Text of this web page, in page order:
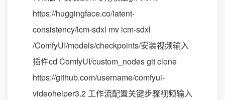
https://huggingface.co/latent-
consistency/lcm-sdxl mv lcm-sdxl
/ComfyUI/models/checkpoints/安装视频输入
插件cd ComfyUI/custom_nodes git clone
https://github.com/username/comfyui-
videohelper3.2 工作流配置关键步骤视频输入